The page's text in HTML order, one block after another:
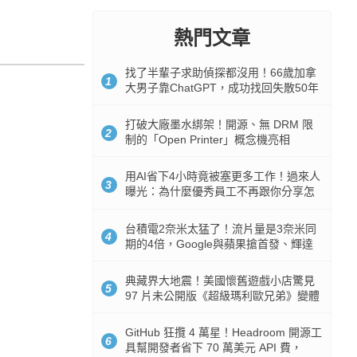
熱門文章
1
找了半輩子求助偵探都沒用！66歲加拿
大男子靠ChatGPT，成功找回失散50年
2
打破大廠墨水綁架！開源、無 DRM 限
制的「Open Printer」概念機亮相
3
用AI省下4小時竟被塞更多工作！過來人
曝光：為什麼優秀員工不再跟你分享怎
4
台積電2奈米太猛了！流片量是3奈米同
期的4倍，Google與蘋果搶首發、輝達
5
典藏界大地震！美國懷舊遊戲小店驚見
97 片未公開版《超級瑪利歐兄弟》變體
6
GitHub 狂攬 4 萬星！Headroom 開源工
具幫開發者省下 70 萬美元 API 費，